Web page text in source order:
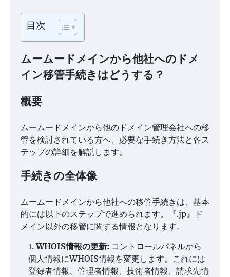
目次
ムームードメインから他社へのドメ
イン移管手続きはどうする？
概要
ムームードメインから他のドメイン管理会社への移
管を検討されている方へ、必要な手続き方法と各ス
テップの詳細を解説します。
手続きの全体像
ムームードメインから他社への移管手続きは、基本
的には以下のステップで進められます。『.jp』ド
メイン以外の移管に関する情報となります。
WHOIS情報の更新: コントロールパネルから
個人情報にWHOIS情報を変更します。これには
登録者情報、管理者情報、技術者情報、請求先情